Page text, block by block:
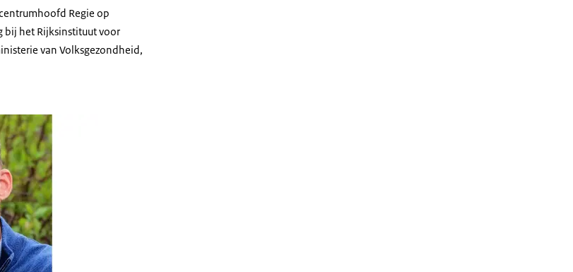
Regie op
bij het Rijksinstituut voor
van Volksgezondheid,